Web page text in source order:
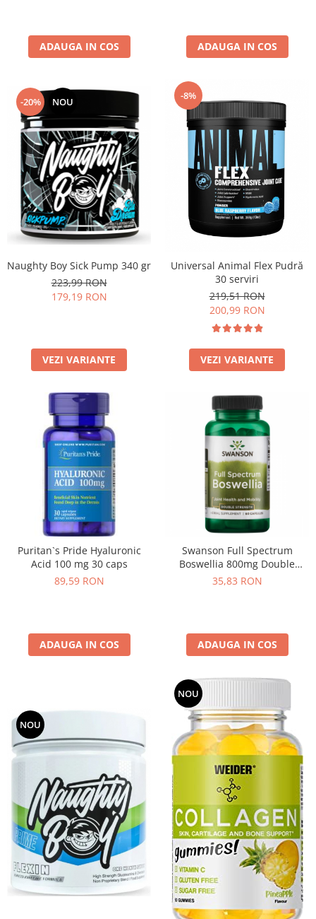
ADAUGA IN COS ADAUGA IN COS
-20% NOU
Naughty Boy Sick Pump 340 gr
223,99 RON
179,19 RON
VEZI VARIANTE
-8%
Universal Animal Flex Pudră
30 serviri
219,51 RON
200,99 RON
VEZI VARIANTE
Puritan`s Pride Hyaluronic
Acid 100 mg 30 caps
89,59 RON
ADAUGA IN COS
Swanson Full Spectrum
Boswellia 800mg Double
Strength 60 caps
35,83 RON
ADAUGA IN COS
NOU
NOU